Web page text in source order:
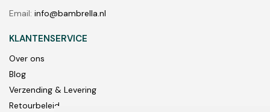
Email: info@bambrella.nl
KLANTENSERVICE
Over ons
Blog
Verzending & Levering
Retourbeleid